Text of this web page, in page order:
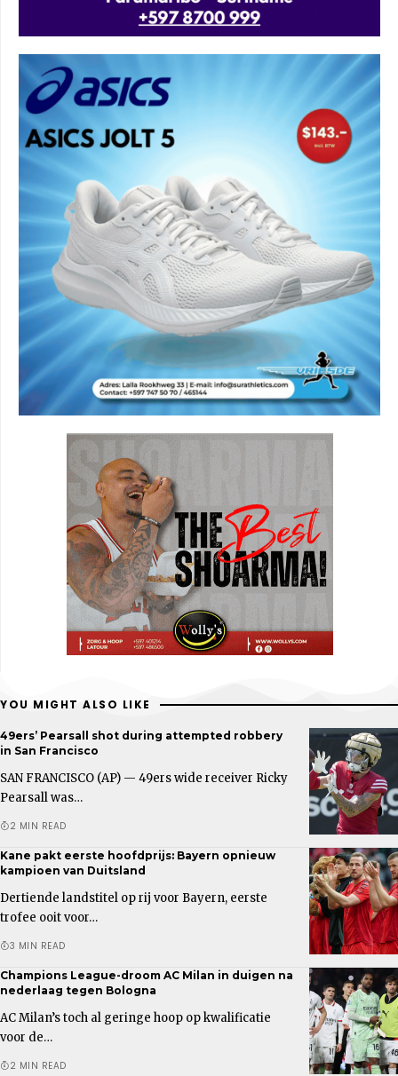
YOU MIGHT ALSO LIKE
49ers’ Pearsall shot during attempted robbery
in San Francisco
SAN FRANCISCO (AP) — 49ers wide receiver Ricky
Pearsall was…
2 MIN READ
Kane pakt eerste hoofdprijs: Bayern opnieuw
kampioen van Duitsland
Dertiende landstitel op rij voor Bayern, eerste
trofee ooit voor…
3 MIN READ
Champions League-droom AC Milan in duigen na
nederlaag tegen Bologna
AC Milan’s toch al geringe hoop op kwalificatie
voor de…
2 MIN READ